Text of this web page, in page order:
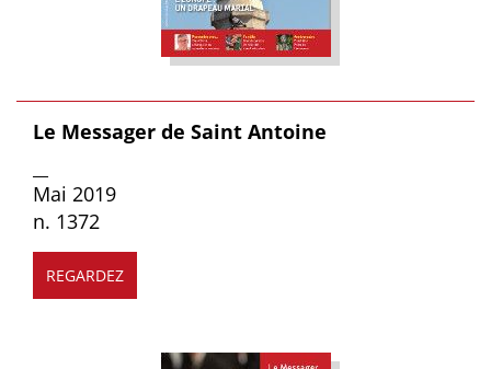
Le Messager de Saint Antoine
Mai 2019
n. 1372
REGARDEZ